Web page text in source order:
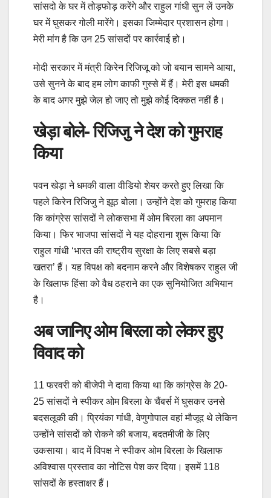
सांसदो के घर में तोड़फोड़ करेंगे और राहुल गांधी सुन लें उनके
घर में घुसकर गोली मारेंगे। इसका जिम्मेदार प्रशासन होगा।
मेरी मांग है कि उन 25 सांसदों पर कार्रवाई हो।
मोदी सरकार में मंत्री किरेन रिजिजू को जो बयान सामने आया,
उसे सुनने के बाद हम लोग काफी गुस्से में हैं। मेरी इस धमकी
के बाद अगर मुझे जेल हो जाए तो मुझे कोई दिक्कत नहीं है।
खेड़ा बोले- रिजिजु ने देश को गुमराह
किया
पवन खेड़ा ने धमकी वाला वीडियो शेयर करते हुए लिखा कि
पहले किरेन रिजिजु ने झूठ बोला। उन्होंने देश को गुमराह किया
कि कांग्रेस सांसदों ने लोकसभा में ओम बिरला का अपमान
किया। फिर भाजपा सांसदों ने यह दोहराना शुरू किया कि
राहुल गांधी ‘भारत की राष्ट्रीय सुरक्षा के लिए सबसे बड़ा
खतरा’ हैं। यह विपक्ष को बदनाम करने और विशेषकर राहुल जी
के खिलाफ हिंसा को वैध ठहराने का एक सुनियोजित अभियान
है।
अब जानिए ओम बिरला को लेकर हुए
विवाद को
11 फरवरी को बीजेपी ने दावा किया था कि कांग्रेस के 20-
25 सांसदों ने स्पीकर ओम बिरला के चैंबर्स में घुसकर उनसे
बदसलूकी की। प्रियंका गांधी, वेणुगोपाल वहां मौजूद थे लेकिन
उन्होंने सांसदों को रोकने की बजाय, बदतमीजी के लिए
उकसाया। बाद में विपक्ष ने स्पीकर ओम बिरला के खिलाफ
अविश्वास प्रस्ताव का नोटिस पेश कर दिया। इसमें 118
सांसदों के हस्ताक्षर हैं।